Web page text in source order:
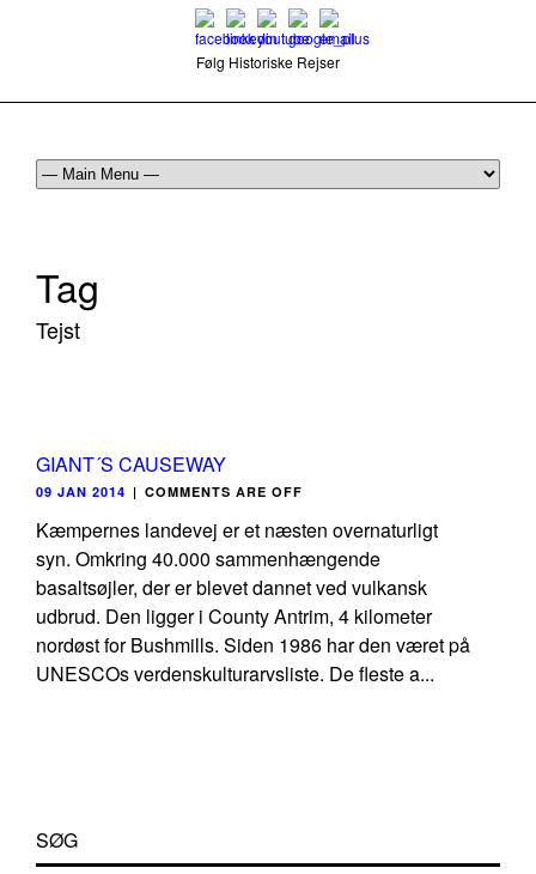
Følg Historiske Rejser
Tag
Tejst
GIANT´S CAUSEWAY
09 JAN 2014 | COMMENTS ARE OFF
Kæmpernes landevej er et næsten overnaturligt
syn. Omkring 40.000 sammenhængende
basaltsøjler, der er blevet dannet ved vulkansk
udbrud. Den ligger i County Antrim, 4 kilometer
nordøst for Bushmills. Siden 1986 har den været på
UNESCOs verdenskulturarvsliste. De fleste a...
SØG